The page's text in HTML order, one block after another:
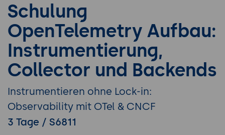
Schulung
OpenTelemetry Aufbau:
Instrumentierung,
Collector und Backends
Instrumentieren ohne Lock-in:
Observability mit OTel & CNCF
3 Tage / S6811